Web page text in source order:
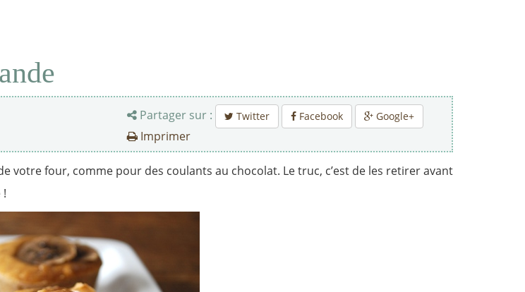
Partager sur : Twitter Facebook Google+
Imprimer
four, comme pour des coulants au chocolat. Le truc, c’est de les retirer avant